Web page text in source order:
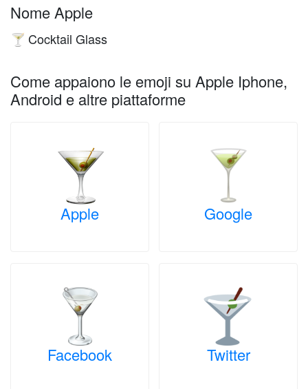
Nome Apple
🍸 Cocktail Glass
Come appaiono le emoji su Apple Iphone,
Android e altre piattaforme
Apple Google
Facebook Twitter